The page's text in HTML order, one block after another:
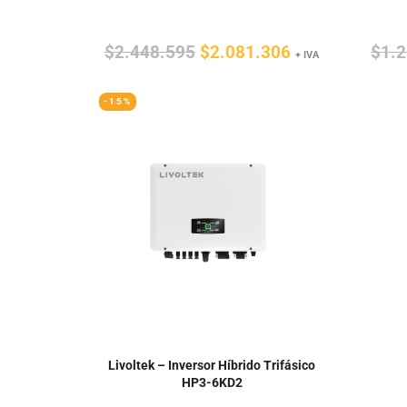
$2.448.595 El
$2.448.595.
$2.081.306El+ IVA $
-15%
Livoltek – Inversor Híbrido Trifásico
HP3-6KD2